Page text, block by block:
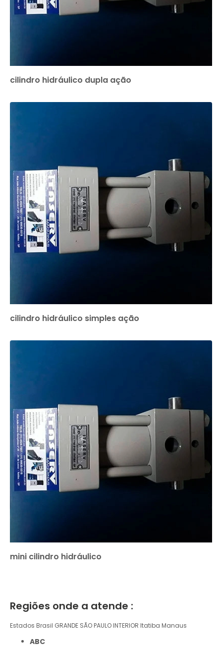
cilindro hidráulico dupla ação
cilindro hidráulico simples ação
mini cilindro hidráulico
Regiões onde a atende :
Estados Brasil GRANDE SÃO PAULO INTERIOR Itatiba Manaus
ABC